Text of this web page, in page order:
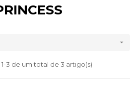

3 de um total de 3 artigo(s)